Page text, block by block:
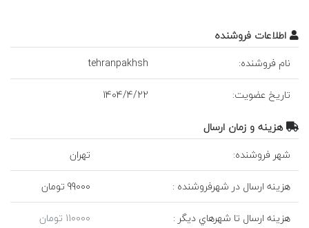
اطلاعات فروشنده
نام فروشنده:
tehranpakhsh
تاريخ عضويت:
1404/4/22
هزينه و زمان ارسال
شهر فروشنده:
تهران
هزينه ارسال در شهرفروشنده :
99000 تومان
هزينه ارسال تا شهرهاي ديگر :
110000 تومان